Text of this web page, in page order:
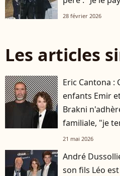
28 février 2026
Les articles
Eric Cantona :
enfants Emir
Brakni
familiale, "je
d'avis"
21 mai 2026
André
son fils Léo